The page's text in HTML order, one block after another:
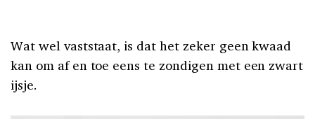
Wat wel vaststaat, is dat het zeker geen kwaad
kan om af en toe eens te zondigen met een zwart
ijsje.